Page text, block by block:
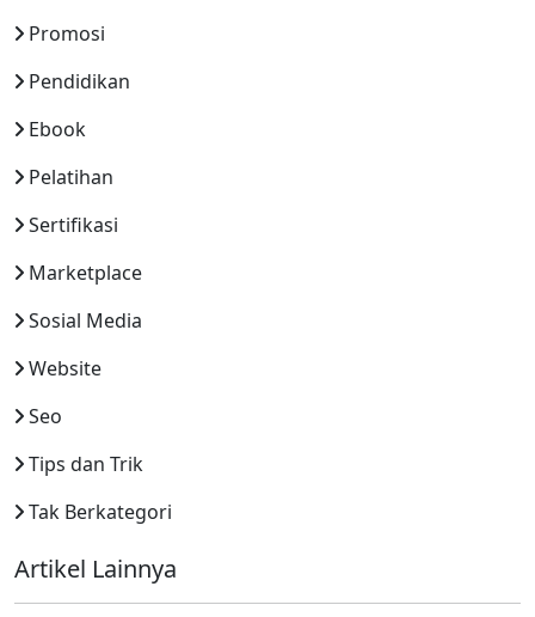
Promosi
Pendidikan
Ebook
Pelatihan
Sertifikasi
Marketplace
Sosial Media
Website
Seo
Tips dan Trik
Tak Berkategori
Artikel Lainnya